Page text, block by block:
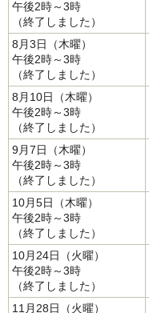
午後2時～3時
（終了しました）
8月3日（木曜）
午後2時～3時
（終了しました）
8月10日（木曜）
午後2時～3時
（終了しました）
9月7日（木曜）
午後2時～3時
（終了しました）
10月5日（木曜）
午後2時～3時
（終了しました）
10月24日（火曜）
午後2時～3時
（終了しました）
11月28日（火曜）